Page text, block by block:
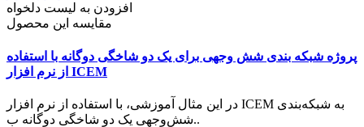
افزودن به لیست دلخواه
مقایسه این محصول
پروژه شبکه بندی شش وجهی برای یک دو شاخگی دوگانه با استفاده
از نرم افزار ICEM
در این مثال آموزشی، با استفاده از نرم افزار ICEM به شبکه‌بندی
شش‌وجهی یک دو شاخگی دوگانه ب..